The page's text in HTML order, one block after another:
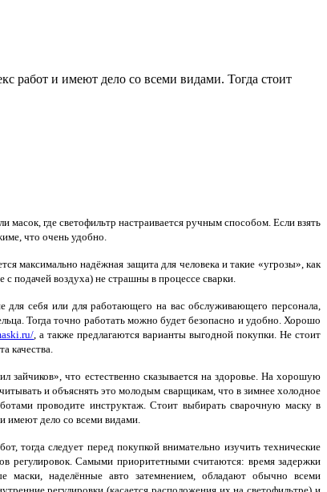
работ и имеют дело со всеми видами. Тогда стоит
где светофильтр настраивается ручным способом. Если взять
что очень удобно.
максимально надёжная защита для человека и такие «угрозы», как
подачей воздуха) не страшны в процессе сварки.
для себя или для работающего на вас обслуживающего персонала,
Тогда точно работать можно будет безопасно и удобно. Хорошо
, а также предлагаются варианты выгодной покупки. Не стоит
качества.
зайчиков», что естественно сказывается на здоровье. На хорошую
и объяснять это молодым сварщикам, что в зимнее холодное
проводите инструктаж. Стоит выбирать сварочную маску в
имеют дело со всеми видами.
тогда следует перед покупкой внимательно изучить технические
регулировок. Самыми приоритетными считаются: время задержки
маски, наделённые авто затемнением, обладают обычно всеми